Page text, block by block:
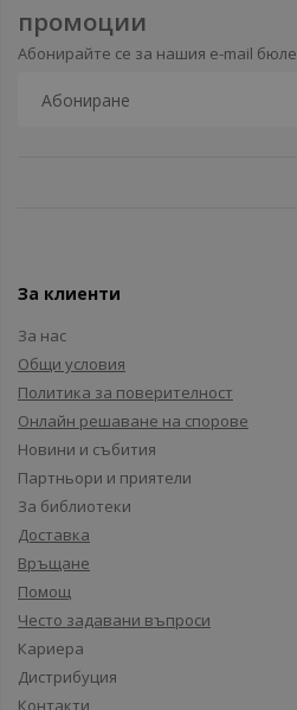
промоции
Абонирайте се за нашия e-mail
За клиенти
За нас
Общи условия
Политика за поверителност
Онлайн решаване на спорове
Новини и събития
Партньори и приятели
За библиотеки
Доставка
Връщане
Помощ
Често задавани въпроси
Кариера
Дистрибуция
Контакти